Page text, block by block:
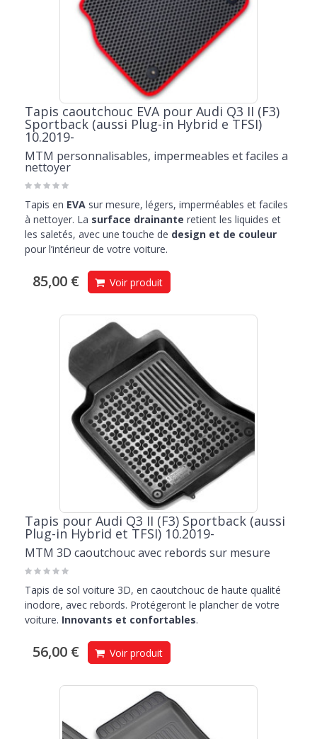
Tapis caoutchouc EVA pour Audi Q3 II (F3)
Sportback (aussi Plug-in Hybrid e TFSI)
10.2019-
MTM personnalisables, impermeables et faciles a
nettoyer
Tapis en EVA sur mesure, légers, imperméables et faciles
à nettoyer. La surface drainante retient les liquides et
les saletés, avec une touche de design et de couleur
pour l’intérieur de votre voiture.
85,00 € Voir produit
Tapis pour Audi Q3 II (F3) Sportback (aussi
Plug-in Hybrid et TFSI) 10.2019-
MTM 3D caoutchouc avec rebords sur mesure
Tapis de sol voiture 3D, en caoutchouc de haute qualité
inodore, avec rebords. Protégeront le plancher de votre
voiture. Innovants et confortables.
56,00 € Voir produit